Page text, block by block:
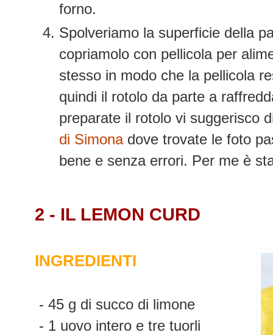
forno.
Spolveriamo la superficie della
copriamolo con pellicola per
stesso in modo che la pellicola
quindi il rotolo da parte a
preparate il rotolo vi suggerisco
di Simonadove trovate le foto
bene e senza errori. Per me è
2 - IL LEMON CURD
INGREDIENTI
- 45 g di succo di limone
- 1 uovo intero e tre tuorli